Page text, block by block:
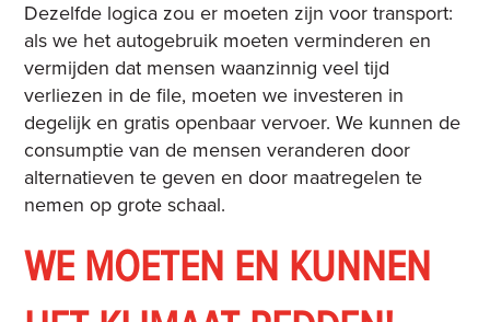
Dezelfde logica zou er moeten zijn voor transport:
als we het autogebruik moeten verminderen en
vermijden dat mensen waanzinnig veel tijd
verliezen in de file, moeten we investeren in
degelijk en gratis openbaar vervoer. We kunnen de
consumptie van de mensen veranderen door
alternatieven te geven en door maatregelen te
nemen op grote schaal.
WE MOETEN EN KUNNEN